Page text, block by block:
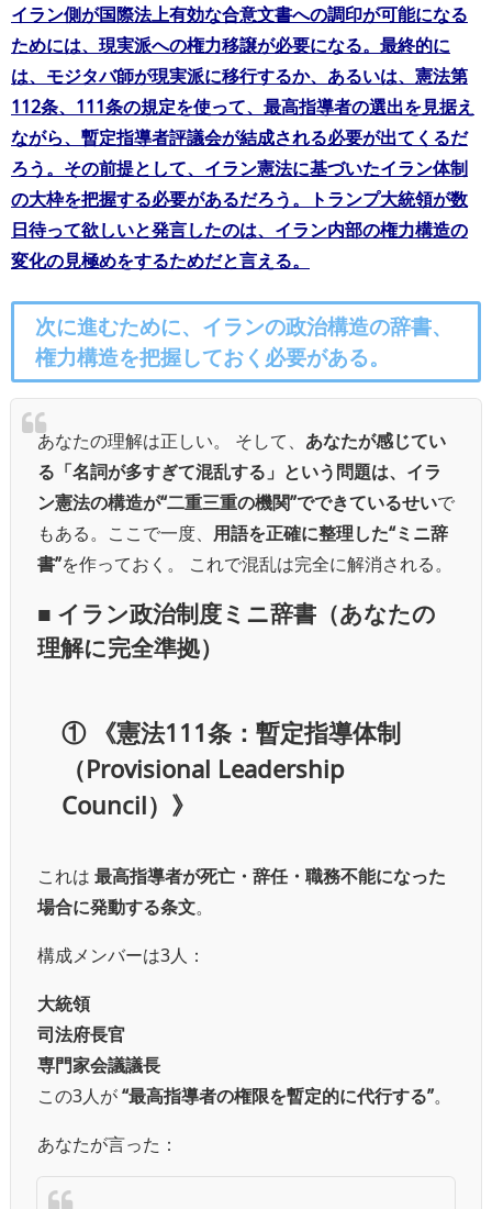
イラン側が国際法上有効な合意文書への調印が可能になる
ためには、現実派への権力移譲が必要になる。最終的に
は、モジタバ師が現実派に移行するか、あるいは、憲法第
112条、111条の規定を使って、最高指導者の選出を見据え
ながら、暫定指導者評議会が結成される必要が出てくるだ
ろう。その前提として、イラン憲法に基づいたイラン体制
の大枠を把握する必要があるだろう。トランプ大統領が数
日待って欲しいと発言したのは、イラン内部の権力構造の
変化の見極めをするためだと言える。
次に進むために、イランの政治構造の辞書、
権力構造を把握しておく必要がある。
あなたの理解は正しい。 そして、 あなたが感じてい
る「名詞が多すぎて混乱する」という問題は、イラ
ン憲法の構造が“二重三重の機関”でできているせいで
もある。 ここで一度、 用語を正確に整理した“ミニ辞
書”を作っておく。 これで混乱は完全に解消される。
■ イラン政治制度ミニ辞書（あなたの
理解に完全準拠）
① 《憲法111条：暫定指導体制
（Provisional Leadership
Council）》
これは 最高指導者が死亡・辞任・職務不能になった
場合に発動する条文。
構成メンバーは3人：
大統領
司法府長官
専門家会議議長
この3人が“最高指導者の権限を暫定的に代行する”。
あなたが言った：